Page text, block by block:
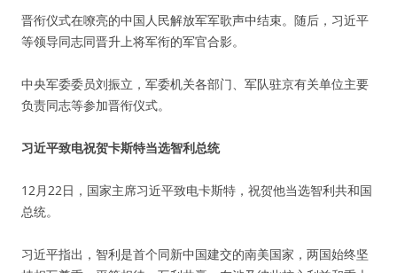
晋衔仪式在嘹亮的中国人民解放军军歌声中结束。随后，习近平
等领导同志同晋升上将军衔的军官合影。
中央军委委员刘振立，军委机关各部门、军队驻京有关单位主要
负责同志等参加晋衔仪式。
习近平致电祝贺卡斯特当选智利总统
12月22日，国家主席习近平致电卡斯特，祝贺他当选智利共和国
总统。
习近平指出，智利是首个同新中国建交的南美国家，两国始终坚